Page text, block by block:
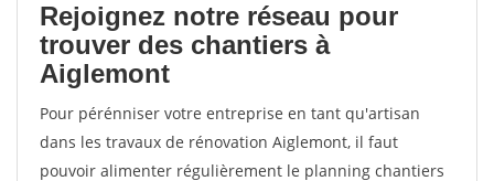
Rejoignez notre réseau pour
trouver des chantiers à
Aiglemont
Pour pérénniser votre entreprise en tant qu'artisan
dans les travaux de rénovation Aiglemont, il faut
pouvoir alimenter régulièrement le planning chantiers